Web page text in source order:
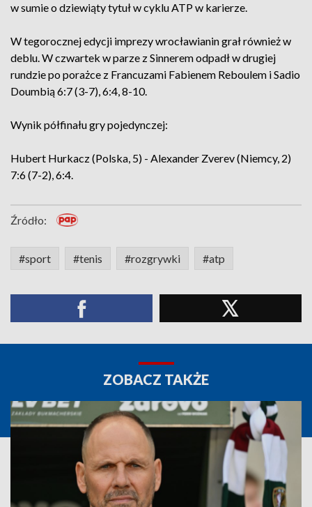
w sumie o dziewiąty tytuł w cyklu ATP w karierze.
W tegorocznej edycji imprezy wrocławianin grał również w
deblu. W czwartek w parze z Sinnerem odpadł w drugiej
rundzie po porażce z Francuzami Fabienem Reboulem i Sadio
Doumbią 6:7 (3-7), 6:4, 8-10.
Wynik półfinału gry pojedynczej:
Hubert Hurkacz (Polska, 5) - Alexander Zverev (Niemcy, 2)
7:6 (7-2), 6:4.
Źródło:
#sport #tenis #rozgrywki #atp
ZOBACZ TAKŻE